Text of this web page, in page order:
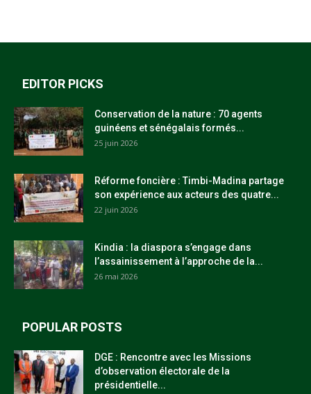
EDITOR PICKS
Conservation de la nature : 70 agents
guinéens et sénégalais formés...
25 juin 2026
Réforme foncière : Timbi-Madina partage
son expérience aux acteurs des quatre...
22 juin 2026
Kindia : la diaspora s’engage dans
l’assainissement à l’approche de la...
26 mai 2026
POPULAR POSTS
DGE : Rencontre avec les Missions
d’observation électorale de la
présidentielle...